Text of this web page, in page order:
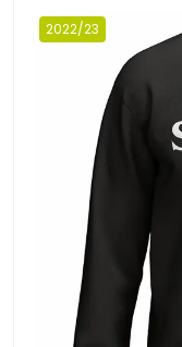
2022/23